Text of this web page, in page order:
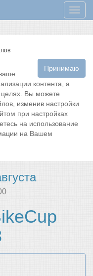
Меню
Принимаю
контента, а
целях. Вы можете
изменив настройки
при настройках
на использование
на Вашем